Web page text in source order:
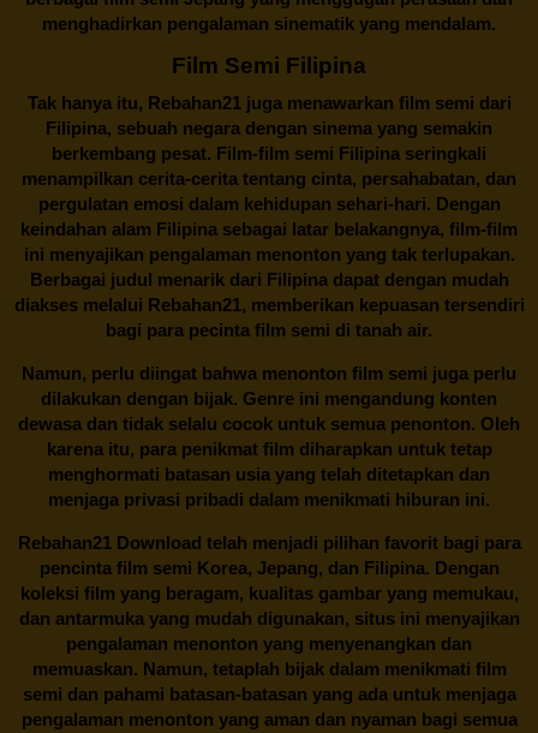
menghadirkan pengalaman sinematik yang mendalam.
Film Semi Filipina
Tak hanya itu, Rebahan21juga menawarkan film semi dari
Filipina, sebuah negara dengan sinema yang semakin
berkembang pesat. Film-film semi Filipina seringkali
menampilkan cerita-cerita tentang cinta, persahabatan, dan
pergulatan emosi dalam kehidupan sehari-hari. Dengan
keindahan alam Filipina sebagai latar belakangnya, film-film
ini menyajikan pengalaman menonton yang tak terlupakan.
Berbagai judul menarik dari Filipina dapat dengan mudah
diakses melalui Rebahan21, memberikan kepuasan tersendiri
bagi para pecinta film semi di tanah air.
Namun, perlu diingat bahwa menonton film semi juga perlu
dilakukan dengan bijak. Genre ini mengandung konten
dewasa dan tidak selalu cocok untuk semua penonton. Oleh
karena itu, para penikmat film diharapkan untuk tetap
menghormati batasan usia yang telah ditetapkan dan
menjaga privasi pribadi dalam menikmati hiburan ini.
Rebahan21Download telah menjadi pilihan favorit bagi para
pencinta film semi Korea, Jepang, dan Filipina. Dengan
koleksi film yang beragam, kualitas gambar yang memukau,
dan antarmuka yang mudah digunakan, situs ini menyajikan
pengalaman menonton yang menyenangkan dan
memuaskan. Namun, tetaplah bijak dalam menikmati film
semi dan pahami batasan-batasan yang ada untuk menjaga
pengalaman menonton yang aman dan nyaman bagi semua